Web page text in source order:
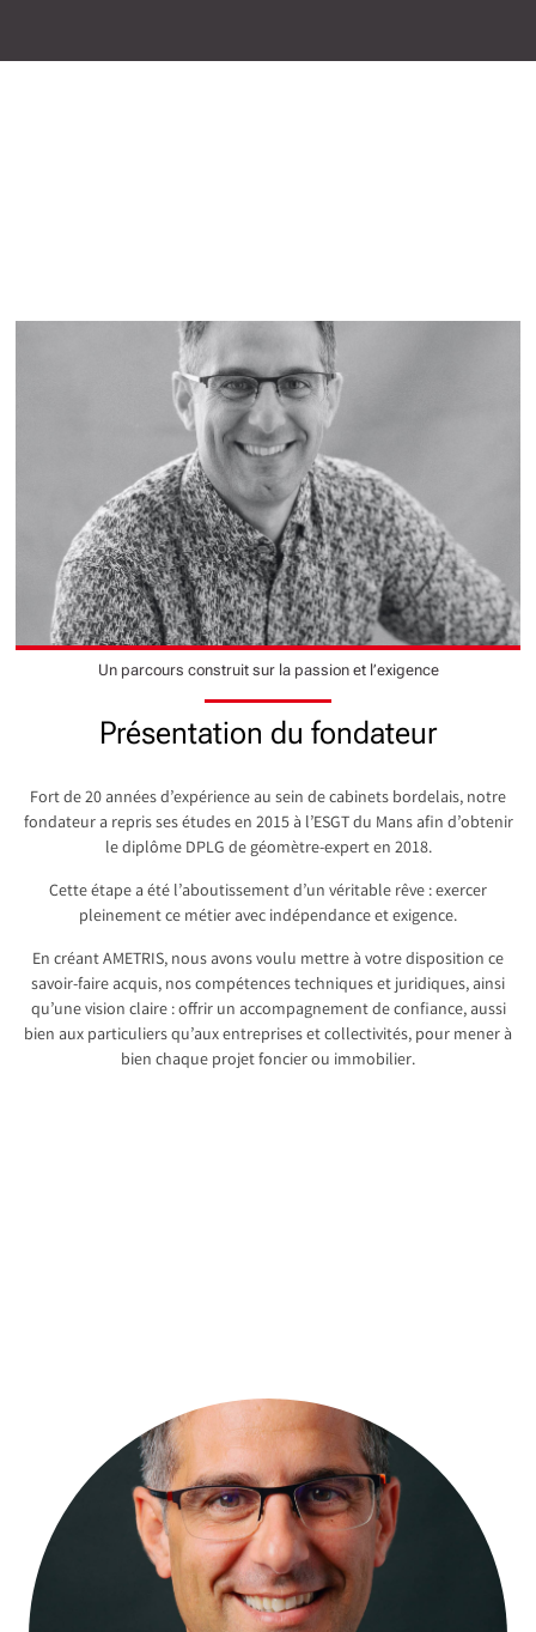
Un parcours construit sur la passion et l’exigence
Présentation du fondateur
Fort de 20 années d’expérience au sein de cabinets bordelais, notre
fondateur a repris ses études en 2015 à l’ESGT du Mans afin d’obtenir
le diplôme DPLG de géomètre-expert en 2018.
Cette étape a été l’aboutissement d’un véritable rêve : exercer
pleinement ce métier avec indépendance et exigence.
En créant AMETRIS, nous avons voulu mettre à votre disposition ce
savoir-faire acquis, nos compétences techniques et juridiques, ainsi
qu’une vision claire : offrir un accompagnement de confiance, aussi
bien aux particuliers qu’aux entreprises et collectivités, pour mener à
bien chaque projet foncier ou immobilier.